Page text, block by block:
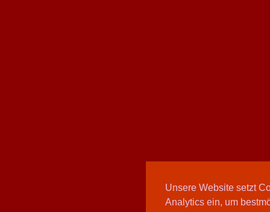
Unsere Website setzt
Analytics ein, um